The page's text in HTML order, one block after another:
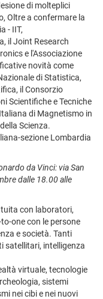
di molteplici
Oltre a confermare la
- IIT,
il Joint Research
e l'Associazione
novità come
di Statistica,
il Consorzio
Scientifiche e Tecniche
di Magnetismo in
Scienza.
sezione Lombardia
da Vinci: via San
dalle 18.00 alle
con laboratori,
one con le persone
e società. Tanti
satellitari, intelligenza
virtuale, tecnologie
sistemi
nei cibi e nei nuovi